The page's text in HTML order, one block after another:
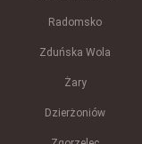
Radomsko
Zduńska Wola
Żary
Dzierżoniów